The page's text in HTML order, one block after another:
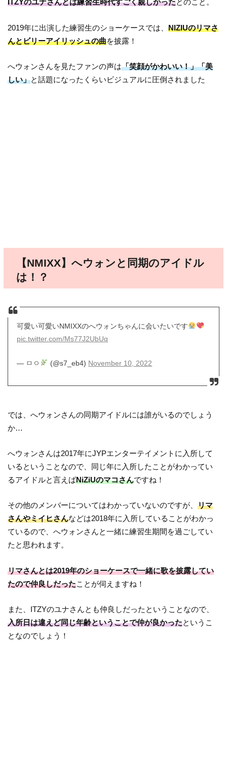
ITZYのユナさんとは練習生時代すごく親しかったとのこと。
2019年に出演した練習生のショーケースでは、NIZIUのリマさ
んとビリーアイリッシュの曲を披露！
へウォンさんを見たファンの声は「笑顔がかわいい！」「美
しい」と話題になったくらいビジュアルに圧倒されました
【NMIXX】へウォンと同期のアイドル
は！？
可愛い可愛いNMIXXのへウォンちゃんに会いたいです
pic.twitter.com/Ms77J2UbUq
— ㅁㅇ (@s7_eb4) November 10, 2022
では、へウォンさんの同期アイドルには誰がいるのでしょう
か…
へウォンさんは2017年にJYPエンターテイメントに入所して
いるということなので、同じ年に入所したことがわかってい
るアイドルと言えばNiZiUのマコさんですね！
その他のメンバーについてはわかっていないのですが、リマ
さんやミイヒさんなどは2018年に入所していることがわかっ
ているので、へウォンさんと一緒に練習生期間を過ごしてい
たと思われます。
リマさんとは2019年のショーケースで一緒に歌を披露してい
たので仲良しだったことが伺えますね！
また、ITZYのユナさんとも仲良しだったということなので、
入所日は違えど同じ年齢ということで仲が良かったというこ
となのでしょう！